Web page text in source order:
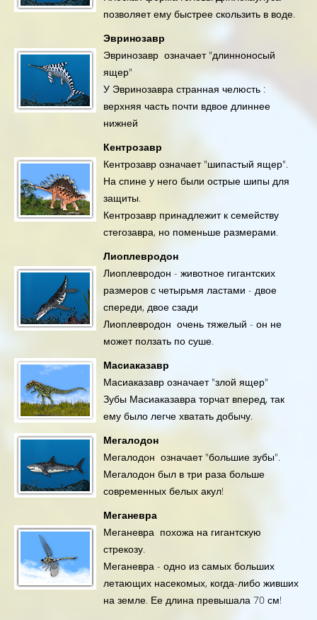
позволяет ему быстрее скользить в воде.
Эвринозавр
Эвринозавр означает "длинноносый
ящер"
У Эвринозавра странная челюсть :
верхняя часть почти вдвое длиннее
нижней
Кентрозавр
Кентрозавр означает "шипастый ящер".
На спине у него были острые шипы для
защиты.
Кентрозавр принадлежит к семейству
стегозавра, но поменьше размерами.
Лиоплевродон
Лиоплевродон - животное гигантских
размеров с четырьмя ластами - двое
спереди, двое сзади
Лиоплевродон очень тяжелый - он не
может ползать по суше.
Масиаказавр
Масиаказавр означает "злой ящер"
Зубы Масиаказавра торчат вперед, так
ему было легче хватать добычу.
Мегалодон
Мегалодон означает "большие зубы".
Мегалодон был в три раза больше
современных белых акул!
Меганевра
Меганевра похожа на гигантскую
стрекозу.
Меганевра - одно из самых больших
летающих насекомых, когда-либо живших
на земле. Ее длина превышала 70 см!